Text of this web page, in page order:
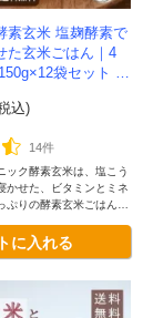
素玄米 塩麹酵素で
た玄米ごはん｜4
袋セット -
込)
14件
ック酵素玄米は、塩こう
かせた、ビタミンとミネ
ぷりの酵素玄米ごはんで
類の大豆入りです
に入れる